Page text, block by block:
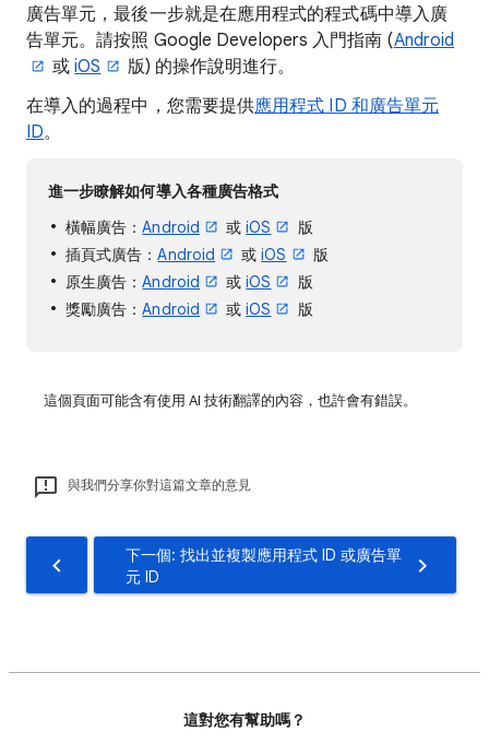
廣告單元，最後一步就是在應用程式的程式碼中導入廣
告單元。請按照 Google Developers 入門指南 (Android
或iOS
版) 的操作說明進行。
在導入的過程中，您需要提供應用程式 ID 和廣告單元
ID。
進一步瞭解如何導入各種廣告格式
橫幅廣告：Android 或iOS
版
插頁式廣告：Android 或iOS
版
原生廣告：Android 或iOS
版
獎勵廣告：Android 或iOS 版
這個頁面可能含有使用 AI 技術翻譯的內容，也許會有錯誤。
與我們分享你對這篇文章的意見
下一個: 找出並複製應用程式 ID 或廣告單
元 ID
這對您有幫助嗎？